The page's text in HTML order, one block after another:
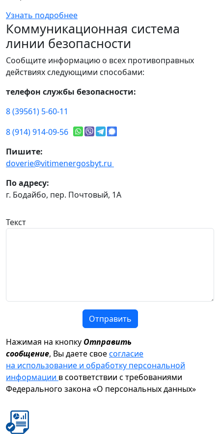
Узнать подробнее
Коммуникационная система
линии безопасности
Сообщите информацию о всех противоправных
действиях следующими способами:
телефон службы безопасности:
8 (39561) 5-60-11
8 (914) 914-09-56
Пишите:
doverie@vitimenergosbyt.ru
По адресу:
г. Бодайбо, пер. Почтовый, 1А
Текст
Отправить
Нажимая на кнопку Отправить
сообщение, Вы даете своесогласие
на использование и обработку персональной
информации в соответствии с требованиями
Федерального закона «О персональных данных»